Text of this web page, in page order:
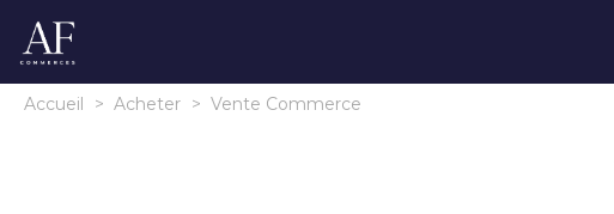
Accueil > Acheter > Vente Commerce